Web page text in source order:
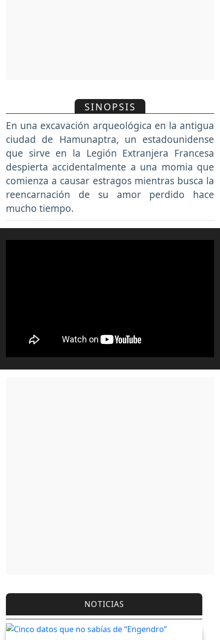
SINOPSIS
En una excavación arqueológica en la antigua
ciudad de Hamunaptra, un estadounidense
que sirve en la Legión Extranjera Francesa
despierta accidentalmente a una momia que
comienza a causar estragos mientras busca la
reencarnación de su amor perdido hace
mucho tiempo.
NOTICIAS